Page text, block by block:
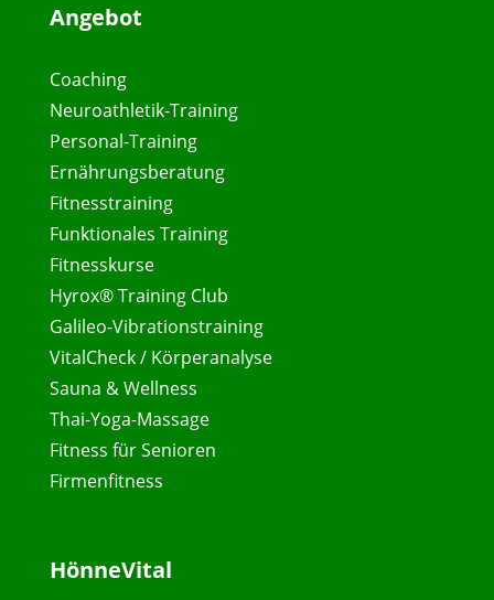
Angebot
Coaching
Neuroathletik-Training
Personal-Training
Ernährungsberatung
Fitnesstraining
Funktionales Training
Fitnesskurse
Hyrox® Training Club
Galileo-Vibrationstraining
VitalCheck / Körperanalyse
Sauna & Wellness
Thai-Yoga-Massage
Fitness für Senioren
Firmenfitness
HönneVital